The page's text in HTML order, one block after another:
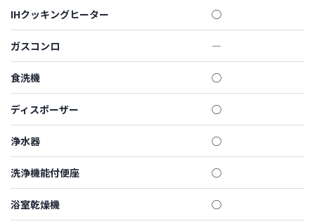
IHクッキングヒーター ◯
ガスコンロ ―
食洗機 ◯
ディスポーザー ◯
浄水器 ◯
洗浄機能付便座 ◯
浴室乾燥機 ◯